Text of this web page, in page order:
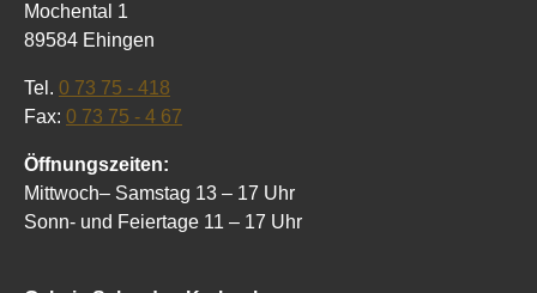
Mochental 1
89584 Ehingen
Tel. 0 73 75 - 418
Fax: 0 73 75 - 4 67
Öffnungszeiten:
Mittwoch– Samstag 13 – 17 Uhr
Sonn- und Feiertage 11 – 17 Uhr